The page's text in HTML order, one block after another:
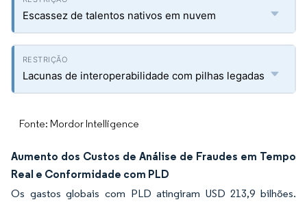
Escassez de talentos nativos em nuvem
Lacunas de interoperabilidade com pilhas legadas
Fonte: Mordor Intelligence
Aumento dos Custos de Análise de Fraudes em Tempo
Real e Conformidade com PLD
Os gastos globais com PLD atingiram USD 213,9 bilhões.